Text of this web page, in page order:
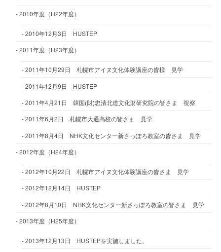
2010年度（H22年度）
2010年12月3日 HUSTEP
2011年度（H23年度）
2011年10月29日 札幌市アイヌ文化体験講座の皆様 見学
2011年12月9日 HUSTEP
2011年4月21日 韓国(財)忠清北道文化財研究院の皆さま 視察
2011年6月2日 札幌市大通高校の皆さま 見学
2011年8月4日 NHK文化センター新さっぽろ教室の皆さま 見学
2012年度（H24年度）
2012年10月22日 札幌市アイヌ文化体験講座の皆さま 見学
2012年12月14日 HUSTEP
2012年8月10日 NHK文化センター新さっぽろ教室の皆さま 見学
2013年度（H25年度）
2013年12月13日 HUSTEPを実施しました。